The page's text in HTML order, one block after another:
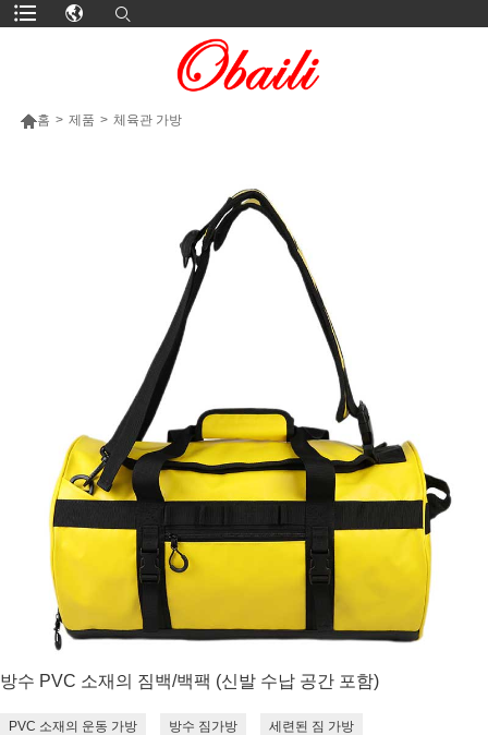
홈 > 제품 > 체육관 가방
방수 PVC 소재의 짐백/백팩 (신발 수납 공간 포함)
PVC 소재의 운동 가방 방수 짐가방 세련된 짐 가방